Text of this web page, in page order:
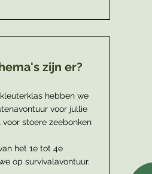
zijn er?
hebben we
voor jullie
voor stoere zeebonken
het 1e tot 4e
op survivalavontuur.